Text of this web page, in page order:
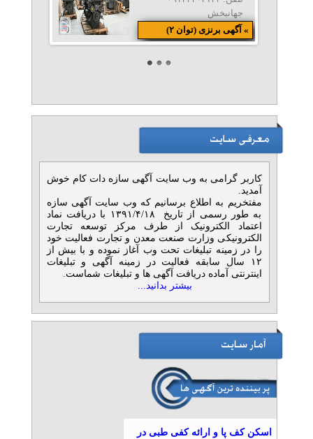
جهانبخش
» آگهی برنزی (توان ۲)
» آگهی برنزی (توان ۲)
مدل 2026
بازرگانی بلوچ
» آگهی برنزی (توان ۲)
مرجع تخصصی تأمین آهن‌آلات
ساختمانی و صنعتی
آهن پرایس
تلفن: ۰۲۱۵۴۱۰۳
» آگهی برنزی (توان ۱)
تلفن: ۰۲۱۹۱۰۳۵۷۵۳
فروش و تامین لوله‌، اتصالات،
تامین پروژه ایرانیان
کاربر گرامی به وب سایت آگهی سازه دات کام خوش
آمدید.
مفتخریم به اطلاع برسانیم که وب سایت آگهی سازه
به طور رسمی از تاریخ ۱۳۹۱/۴/۱۸ با دریافت نماد
اعتماد الکترونیک از طرف مرکز توسعه تجارت
الکترونیکی وزارت صنعت معدن و تجارت فعالیت خود
را در زمینه تبلیغات تحت وب آغاز نموده و با بیش از
۱۲ سال سابقه فعالیت در زمینه آگهی و تبلیغات
اینترنتی آماده دریافت آگهی ها و تبلیغات شماست.
بیشتر بدانید...
اسکن کف پا و ارائه کفی طبی در